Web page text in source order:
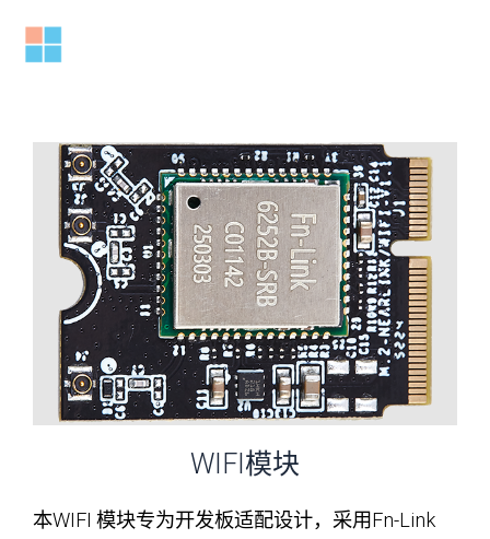
WIFI模块
本WIFI 模块专为开发板适配设计，采用Fn-Link